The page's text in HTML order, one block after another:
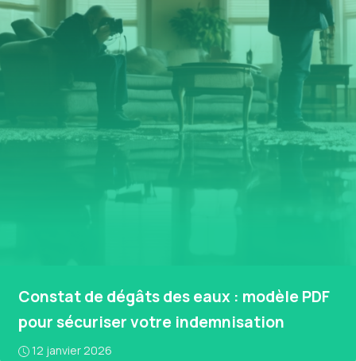
Constat de dégâts des eaux : modèle PDF
pour sécuriser votre indemnisation
12 janvier 2026